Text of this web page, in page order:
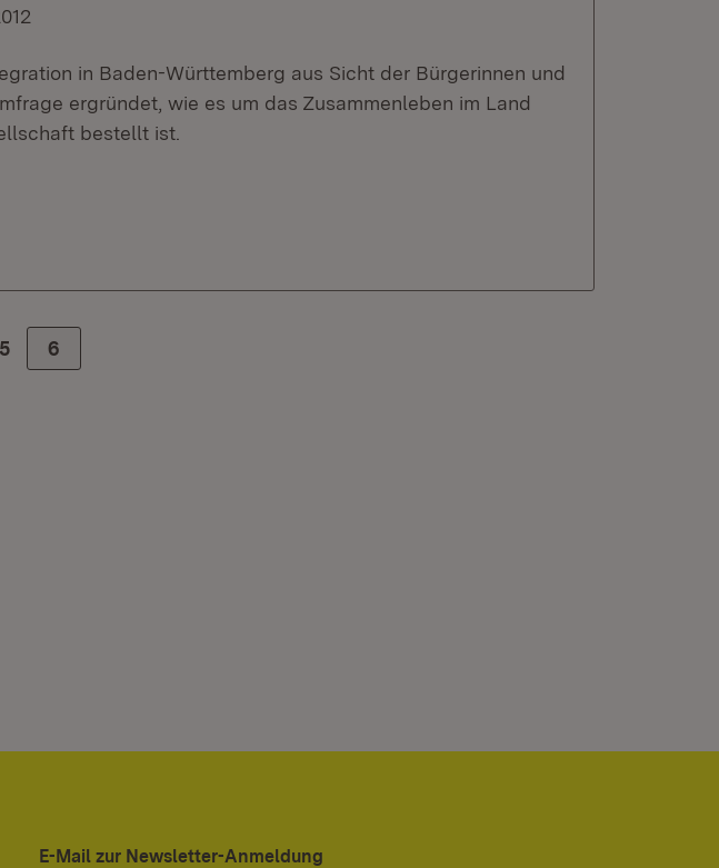
in Baden-Württemberg aus Sicht der Bürgerinnen und
ergründet, wie es um das Zusammenleben im Land
bestellt ist.
Zur Seite
5 Zur Seite
6
E-Mail zur Newsletter-Anmeldung